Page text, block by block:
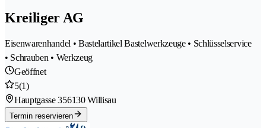
Kreiliger AG
Eisenwarenhandel • Bastelartikel Bastelwerkzeuge • Schlüsselservice
• Schrauben • Werkzeug
Geöffnet
5(1)
Hauptgasse 356130 Willisau
Termin reservieren